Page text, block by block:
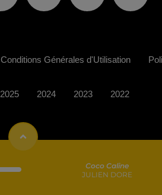
Coco Caline
JULIEN DORE
Conditions Générales d'Utilisation
2025 2024 2023 2022